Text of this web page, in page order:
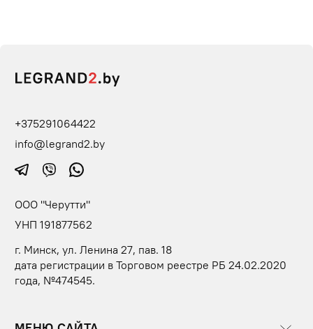
+375291064422
info@legrand2.by
ООО "Черутти"
УНП 191877562
г. Минск, ул. Ленина 27, пав. 18
дата регистрации в Торговом реестре РБ 24.02.2020
года, №474545.